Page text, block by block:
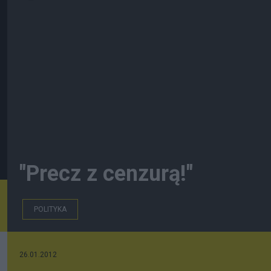
"Precz z cenzurą!"
POLITYKA
26.01.2012